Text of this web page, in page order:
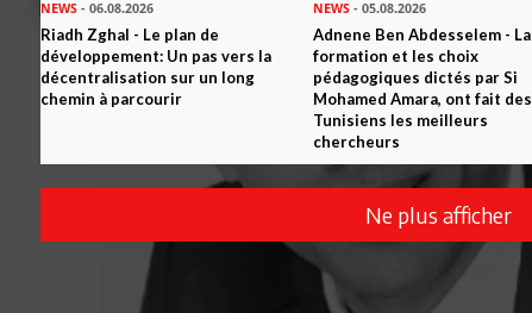
NEWS - 06.08.2026
Riadh Zghal - Le plan de
développement: Un pas vers la
décentralisation sur un long
chemin à parcourir
NEWS - 05.08.2026
Adnene Ben Abdesselem - La
formation et les choix
pédagogiques dictés par Si
Mohamed Amara, ont fait des
Tunisiens les meilleurs
chercheurs
Ne plus afficher